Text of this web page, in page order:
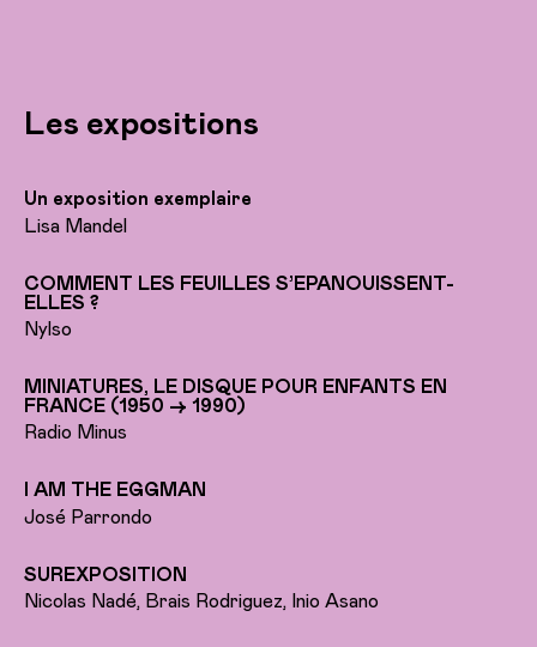
Les expositions
Un exposition exemplaire
Lisa Mandel
COMMENT LES FEUILLES S’EPANOUISSENT-
ELLES ?
Nylso
MINIATURES, LE DISQUE POUR ENFANTS EN
FRANCE (1950 → 1990)
Radio Minus
I AM THE EGGMAN
José Parrondo
SUREXPOSITION
Nicolas Nadé, Brais Rodriguez, Inio Asano